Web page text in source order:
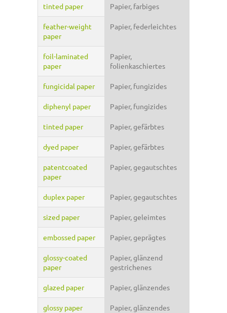
tinted paper Papier, farbiges
feather-weight
paper
Papier, federleichtes
foil-laminated
paper
Papier,
folienkaschiertes
fungicidal paper Papier, fungizides
diphenyl paper Papier, fungizides
tinted paper Papier, gefärbtes
dyed paper Papier, gefärbtes
patentcoated
paper
Papier, gegautschtes
duplex paper Papier, gegautschtes
sized paper Papier, geleimtes
embossed paper Papier, geprägtes
glossy-coated
paper
Papier, glänzend
gestrichenes
glazed paper Papier, glänzendes
glossy paper Papier, glänzendes